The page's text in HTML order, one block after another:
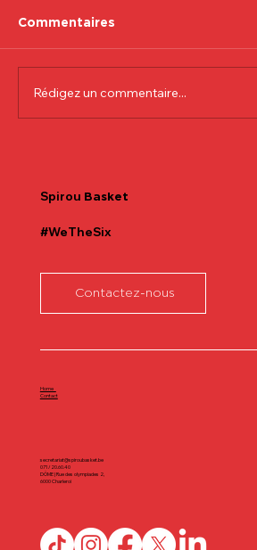
Commentaires
Rédigez un commentaire...
Spirou Basket
#WeTheSix
Contactez-nous
secretariat@spiroubasket.be
071/20.60.40
DÔME | Rue des olympiades 2,
6000 Charleroi
Home
Contact